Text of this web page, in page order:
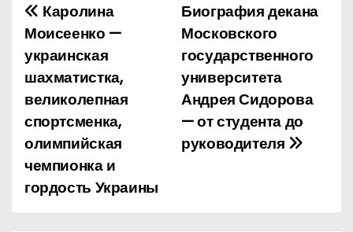
Н
а
в
и
г
а
Биография декана
Московского
государственного
университета
Андрея Сидорова
— от студента до
руководителя
Каролина
Моисеенко —
украинская
шахматистка,
великолепная
спортсменка,
олимпийская
чемпионка и
гордость Украины